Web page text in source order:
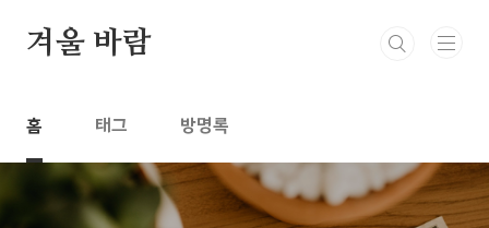
겨울 바람
홈 태그 방명록